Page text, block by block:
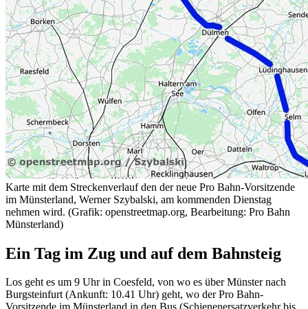
Karte mit dem Streckenverlauf den der neue Pro Bahn-Vorsitzende
im Münsterland, Werner Szybalski, am kommenden Dienstag
nehmen wird. (Grafik: openstreetmap.org, Bearbeitung: Pro Bahn
Münsterland)
Ein Tag im Zug und auf dem Bahnsteig
Los geht es um 9 Uhr in Coesfeld, von wo es über Münster nach
Burgsteinfurt (Ankunft: 10.41 Uhr) geht, wo der Pro Bahn-